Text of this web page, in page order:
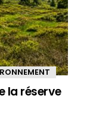
la réserve